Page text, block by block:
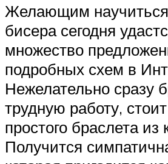
Желающим научиться
бисера сегодня
множество
подробных схем в
Нежелательно сразу
трудную работу,
простого браслета из
Получится